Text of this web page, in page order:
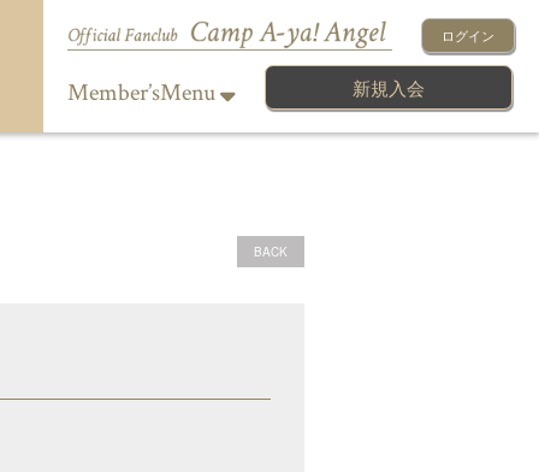
ログイン
Member’sMenu 新規入会
BACK